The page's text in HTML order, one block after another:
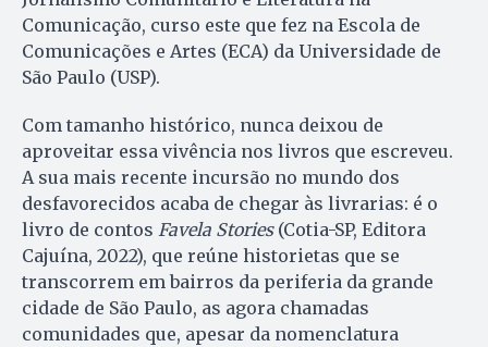
Comunicação, curso este que fez na Escola de
Comunicações e Artes (ECA) da Universidade de
São Paulo (USP).
Com tamanho histórico, nunca deixou de
aproveitar essa vivência nos livros que escreveu.
A sua mais recente incursão no mundo dos
desfavorecidos acaba de chegar às livrarias: é o
livro de contos Favela Stories(Cotia-SP, Editora
Cajuína, 2022), que reúne historietas que se
transcorrem em bairros da periferia da grande
cidade de São Paulo, as agora chamadas
comunidades que, apesar da nomenclatura